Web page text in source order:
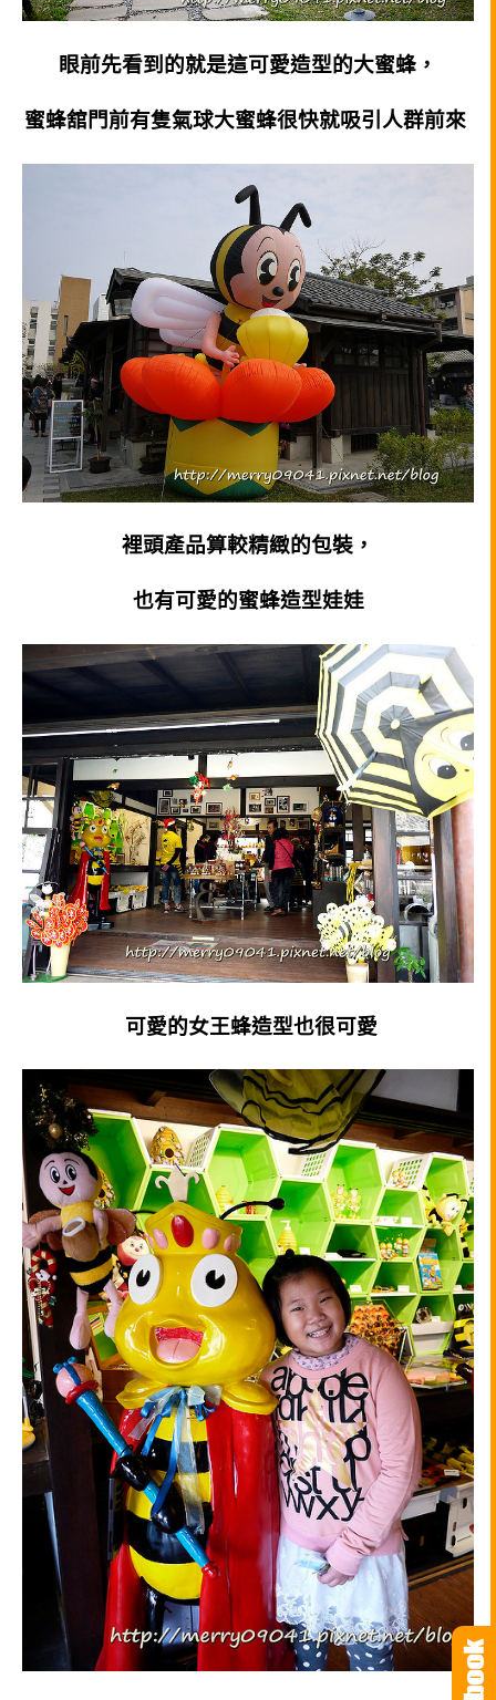
眼前先看到的就是這可愛造型的大蜜蜂，
蜜蜂舘門前有隻氣球大蜜蜂很快就吸引人群前來
裡頭產品算較精緻的包裝，
也有可愛的蜜蜂造型娃娃
可愛的女王蜂造型也很可愛